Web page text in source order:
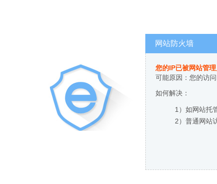
网站防火墙
您的IP已被网站管
可能原因：您的访
如何解决：
1）如网站托
2）普通网站